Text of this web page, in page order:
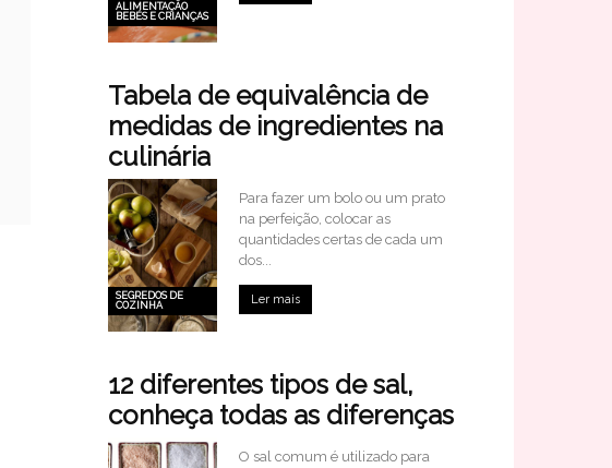
ALIMENTAÇÃO
BEBÉS E CRIANÇAS
Tabela de equivalência de
medidas de ingredientes na
culinária
SEGREDOS DE
COZINHA
Para fazer um bolo ou um prato
na perfeição, colocar as
quantidades certas de cada um
dos...
Ler mais
12 diferentes tipos de sal,
conheça todas as diferenças
O sal comum é utilizado para